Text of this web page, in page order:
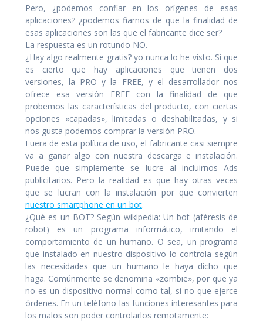
Pero, ¿podemos confiar en los orígenes de esas
aplicaciones? ¿podemos fiarnos de que la finalidad de
esas aplicaciones son las que el fabricante dice ser?
La respuesta es un rotundo NO.
¿Hay algo realmente gratis? yo nunca lo he visto. Si que
es cierto que hay aplicaciones que tienen dos
versiones, la PRO y la FREE, y el desarrollador nos
ofrece esa versión FREE con la finalidad de que
probemos las características del producto, con ciertas
opciones «capadas», limitadas o deshabilitadas, y si
nos gusta podemos comprar la versión PRO.
Fuera de esta política de uso, el fabricante casi siempre
va a ganar algo con nuestra descarga e instalación.
Puede que simplemente se lucre al incluirnos Ads
publicitarios. Pero la realidad es que hay otras veces
que se lucran con la instalación por que convierten
nuestro smartphone en un bot.
¿Qué es un BOT? Según wikipedia: Un bot (aféresis de
robot) es un programa informático, imitando el
comportamiento de un humano. O sea, un programa
que instalado en nuestro dispositivo lo controla según
las necesidades que un humano le haya dicho que
haga. Comúnmente se denomina «zombie», por que ya
no es un dispositivo normal como tal, si no que ejerce
órdenes. En un teléfono las funciones interesantes para
los malos son poder controlarlos remotamente: